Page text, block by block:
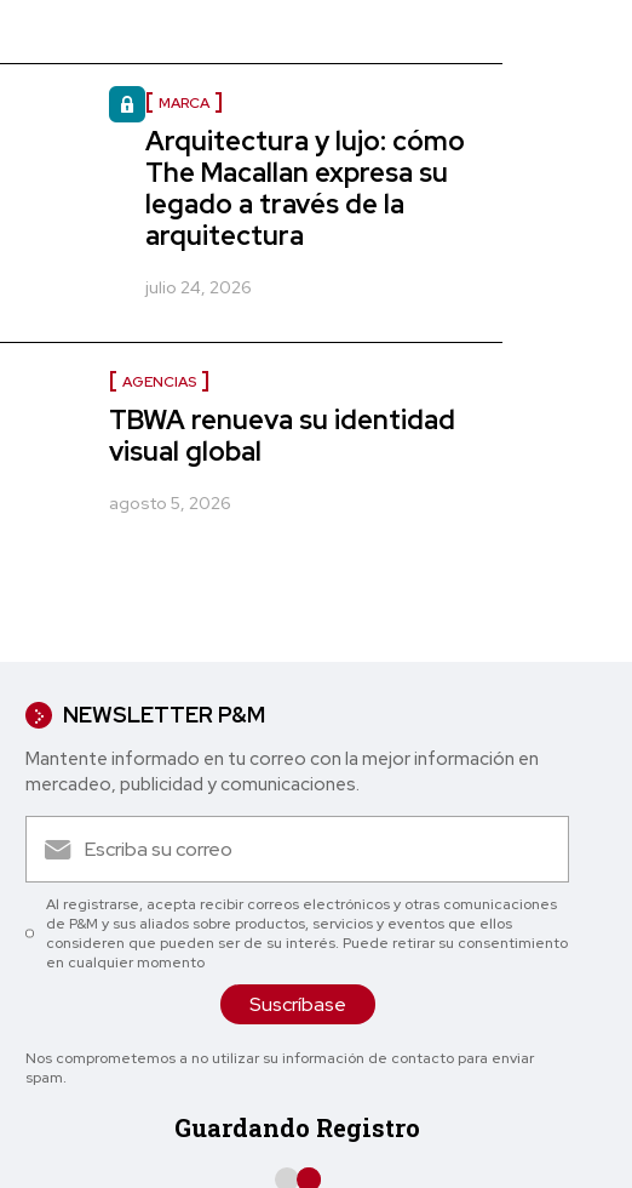
MARCA
Arquitectura y lujo: cómo
The Macallan expresa su
legado a través de la
arquitectura
julio 24, 2026
AGENCIAS
TBWA renueva su identidad
visual global
agosto 5, 2026
NEWSLETTER P&M
Mantente informado en tu correo con la mejor in formación en
mercadeo, publicidad y comunicaciones.
Al registrarse, acepta recibir correos electrónicos y otras comunicaciones
de P&M y sus aliados sobre productos, servicios y eventos que ellos
consideren que pueden ser de su interés. Puede retirar su consentimiento
en cualquier momento
Suscríbase
Nos comprometemos a no utilizar su información de contacto para enviar
spam.
Guardando Registro